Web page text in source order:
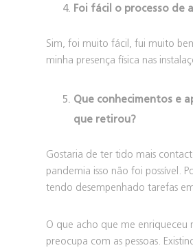
Foi fácil o processo de
Sim, foi muito fácil, fui muito
minha presença física nas
Que conhecimentos e
que retirou?
Gostaria de ter tido mais
pandemia isso não foi possível.
tendo desempenhado tarefas
O que acho que me enriqueceu
preocupa com as pessoas.